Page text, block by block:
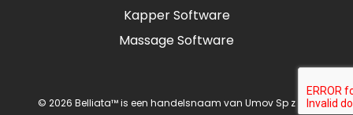
Kapper Software
Massage Software
© 2026 Belliata™ is een handelsnaam van Umov Sp z o.o.